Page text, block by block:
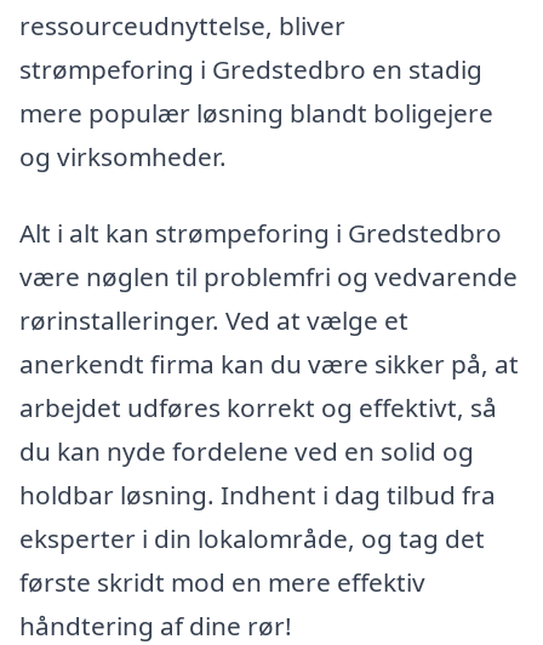
ressourceudnyttelse, bliver
strømpeforing i Gredstedbro en stadig
mere populær løsning blandt boligejere
og virksomheder.
Alt i alt kan strømpeforing i Gredstedbro
være nøglen til problemfri og vedvarende
rørinstalleringer. Ved at vælge et
anerkendt firma kan du være sikker på, at
arbejdet udføres korrekt og effektivt, så
du kan nyde fordelene ved en solid og
holdbar løsning. Indhent i dag tilbud fra
eksperter i din lokalområde, og tag det
første skridt mod en mere effektiv
håndtering af dine rør!